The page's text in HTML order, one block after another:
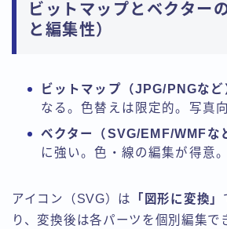
ビットマップとベクター
と編集性）
ビットマップ（JPG/PNGなど
なる。色替えは限定的。写真向
ベクター（SVG/EMF/WMFな
に強い。色・線の編集が得意
アイコン（SVG）は 「図形に変換」
り、変換後は各パーツを個別編集で